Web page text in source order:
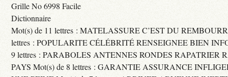
Grille No 6998 Facile
Dictionnaire
Mot(s) de 11 lettres : MATELASSURE C’EST DU
lettres : POPULARITE CÉLÉBRITÉ RENSEIGNEE BIEN
9 lettres : PARABOLES ANTENNES RONDES RAPATRIER
PAYS Mot(s) de 8 lettres : GARANTIE ASSURANCE